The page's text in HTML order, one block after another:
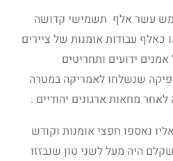
עשר אלף תשמישי קדושה
כאלף עבודות אומנות של ציירים
ידועים ותחריטים
שנשלחו לאמריקה במטרה
מחאות ארגונים יהודיים .
נאספו חפצי אומנות וקודש
שמשקלם היה מעל לשני טון שנבזזו